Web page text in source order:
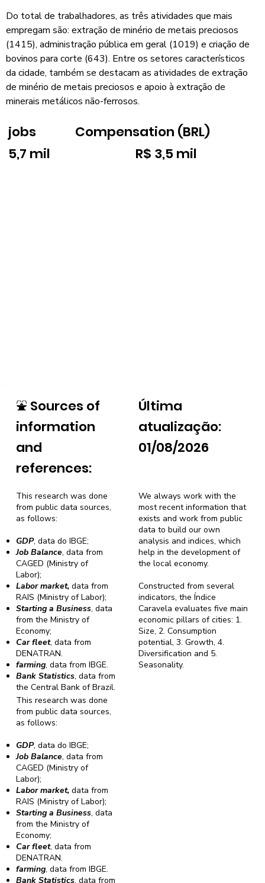
Do total de trabalhadores, as três atividades que mais
empregam são: extração de minério de metais preciosos
(1415), administração pública em geral (1019) e criação de
bovinos para corte (643). Entre os setores característicos
da cidade, também se destacam as atividades de extração
de minério de metais preciosos e apoio à extração de
minerais metálicos não-ferrosos.
jobs
5,7 mil
Compensation (BRL)
R$ 3,5 mil
⛲ Sources of
information
and
references:
Última
atualização:
01/08/2026
We always work with the
most recent information that
exists and work from public
data to build our own
analysis and indices, which
help in the development of
the local economy.
Constructed from several
indicators, the Índice
Caravela evaluates five main
economic pillars of cities: 1.
Size, 2. Consumption
potential, 3. Growth, 4.
Diversification and 5.
Seasonality.
This research was done
from public data sources,
as follows:
GDP, data do IBGE;
Job Balance, data from
CAGED (Ministry of
Labor);
Labor market,data from
RAIS (Ministry of Labor);
Starting a Business, data
from the Ministry of
Economy;
Car fleet, data from
DENATRAN.
farming, data from IBGE.
Bank Statistics, data from
the Central Bank of Brazil.
This research was done
from public data sources,
as follows:
GDP, data do IBGE;
Job Balance, data from
CAGED (Ministry of
Labor);
Labor market,data from
RAIS (Ministry of Labor);
Starting a Business, data
from the Ministry of
Economy;
Car fleet, data from
DENATRAN.
farming, data from IBGE.
Bank Statistics, data from